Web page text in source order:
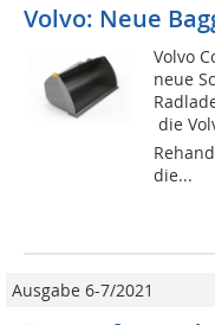
Volvo: Neue
Volvo
neue
 die
die...
Ausgabe 6-7/2021